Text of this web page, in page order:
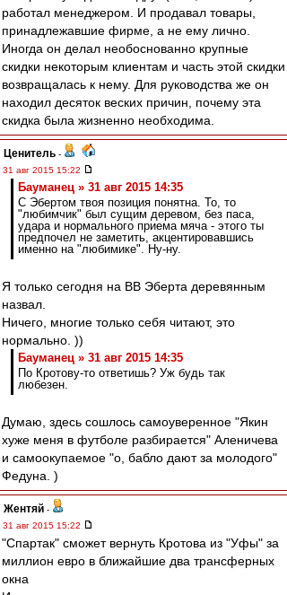
работал менеджером. И продавал товары,
принадлежавшие фирме, а не ему лично.
Иногда он делал необоснованно крупные
скидки некоторым клиентам и часть этой скидки
возвращалась к нему. Для руководства же он
находил десяток веских причин, почему эта
скидка была жизненно необходима.
Ценитель -
31 авг 2015 15:22
Бауманец » 31 авг 2015 14:35
С Эбертом твоя позиция понятна. То, то
"любимчик" был сущим деревом, без паса,
удара и нормального приема мяча - этого ты
предпочел не заметить, акцентировавшись
именно на "любимике". Ну-ну.
Я только сегодня на ВВ Эберта деревянным
назвал.
Ничего, многие только себя читают, это
нормально. ))
Бауманец » 31 авг 2015 14:35
По Кротову-то ответишь? Уж будь так
любезен.
Думаю, здесь сошлось самоуверенное "Якин
хуже меня в футболе разбирается" Аленичева
и самоокупаемое "о, бабло дают за молодого"
Федуна. )
Жентяй -
31 авг 2015 15:22
"Спартак" сможет вернуть Кротова из "Уфы" за
миллион евро в ближайшие два трансферных
окна